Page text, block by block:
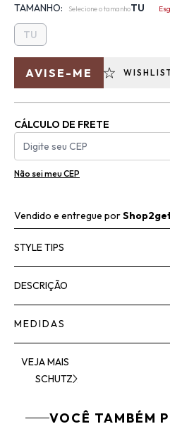
TAMANHO: Selecione o tamanhoTU
TU
AVISE-ME
CÁLCULO DE FRETE
Não sei meu CEP
Vendido e entregue por
STYLE TIPS
DESCRIÇÃO
MEDIDAS
VEJA MAIS
SCHUTZ
VOCÊ TAMBÉM